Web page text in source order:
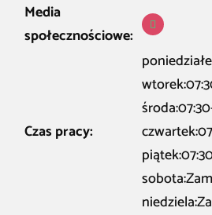
Media
społecznościowe:
Czas pracy: